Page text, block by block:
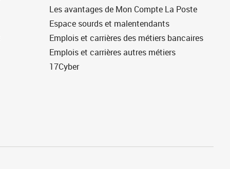
Les avantages de Mon Compte La Poste
Espace sourds et malentendants
Emplois et carrières des métiers bancaires
Emplois et carrières autres métiers
17Cyber